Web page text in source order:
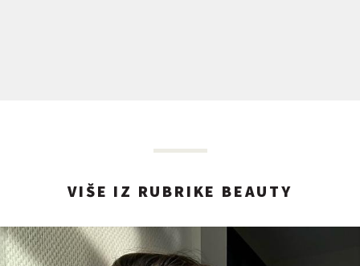
VIŠE IZ RUBRIKE BEAUTY